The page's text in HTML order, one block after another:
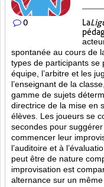
0 La
spontanée au cours de
types de participants se
équipe, l’arbitre et les
l’enseignant de la
gamme de sujets
directrice de la mise en
élèves. Les joueurs se
secondes pour
commencer leur
l’auditoire et à
peut être de nature
improvisation est
alternance sur un